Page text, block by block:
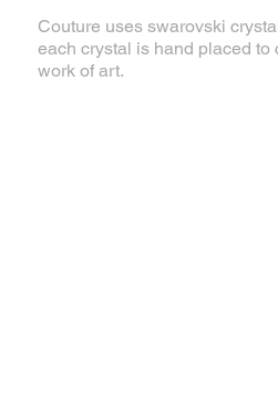
Couture uses swarovski
each crystal is hand placed to
work of art.